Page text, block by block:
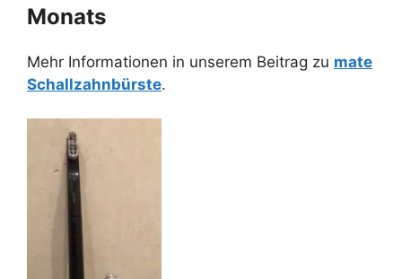
Monats
Mehr Informationen in unserem Beitrag zu mate
Schallzahnbürste.